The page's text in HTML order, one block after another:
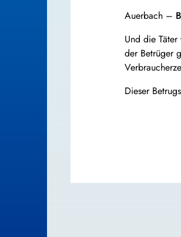
Auerbach –
Und die
der Betrüger
Dieser